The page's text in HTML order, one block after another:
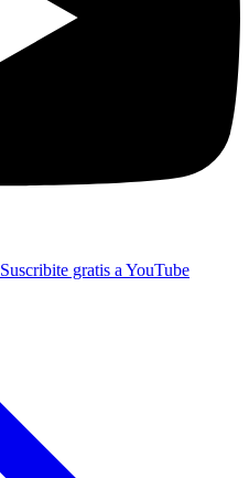
Suscribite gratis a YouTube